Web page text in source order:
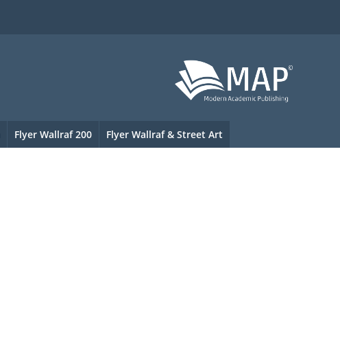
Flyer Wallraf 200 Flyer Wallraf & Street Art